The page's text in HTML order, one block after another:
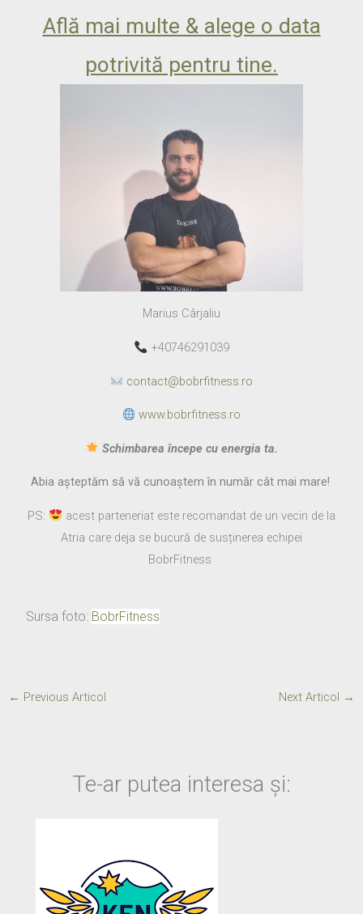
Află mai multe & alege o data
potrivită pentru tine.
Marius Cârjaliu
+40746291039
contact@bobrfitness.ro
www.bobrfitness.ro
Schimbarea începe cu energia ta.
Abia așteptăm să vă cunoaștem în număr cât mai mare!
PS:
acest parteneriat este recomandat de un vecin de la
Atria care deja se bucură de susținerea echipei
BobrFitness
Sursa foto: BobrFitness
← Previous Articol Next Articol →
Te-ar putea interesa și: